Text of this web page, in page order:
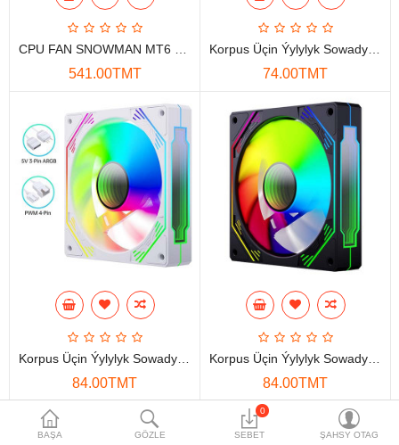
Printerler
Maglumat toplaýjylar
Gorag we howpsuzlyk
Tor Enjamlary
Öý enjamlary
Telefon ulgamy
Akylly öý
Ykjam enjamlar
Proýektorlar
Gurallar
Oýun konsoly
BAŞA GÖZLE
0
SEBET ŞAHSY OTAG
541.00TMT 74.00TMT
84.00TMT 84.00TMT